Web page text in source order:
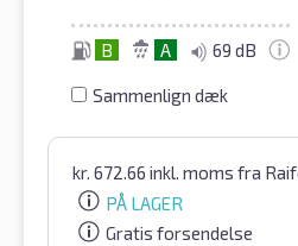
B A 69 dB
Sammenlign dæk
kr. 672.66 inkl. moms fra
PÅ LAGER
Gratis forsendelse